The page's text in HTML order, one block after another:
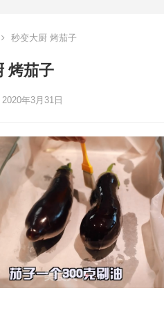
秒变大厨 烤茄子
烤茄子
年3月31日